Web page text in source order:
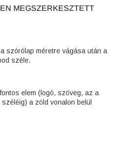
MEGSZERKESZTETT
szórólap méretre vágása után a
széle.
elem (logó, szöveg, az a
a zöld vonalon belül